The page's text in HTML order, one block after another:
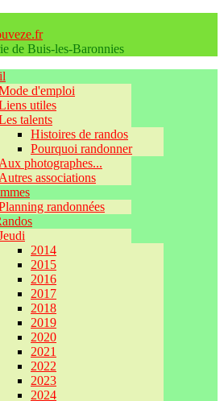
de Buis-les-Baronnies
d'emploi
utiles
talents
Histoires de randos
Pourquoi randonner
Aux photographes...
Autres associations
randonnées
2014
2015
2016
2017
2018
2019
2020
2021
2022
2023
2024